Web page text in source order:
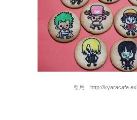
引用 http://